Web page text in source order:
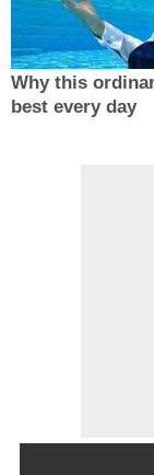
Why this
best every day